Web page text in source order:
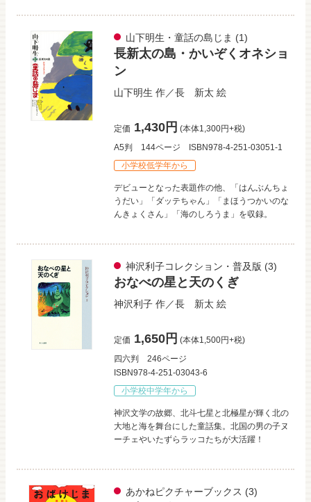
山下明生・童話の島じま (1)
長新太の島・かいぞくオネショ
ン
山下明生 作／長 新太 絵
定価 1,430円 (本体1,300円+税)
A5判
144ページ
ISBN978-4-251-03051-1
小学校低学年から
デビューとなった表題作の他、「はんぶんちょ
うだい」「ダッテちゃん」「まほうつかいのな
んきょくさん」「海のしろうま」を収録。
神沢利子コレクション・普及版 (3)
おなべの星と天のくぎ
神沢利子 作／長 新太 絵
定価 1,650円 (本体1,500円+税)
四六判
246ページ
ISBN978-4-251-03043-6
小学校中学年から
神沢文学の故郷、北斗七星と北極星が輝く北の
大地と海を舞台にした童話集。北国の男の子ヌ
ーチェやいたずらラッコたちが大活躍！
あかねピクチャーブックス (3)